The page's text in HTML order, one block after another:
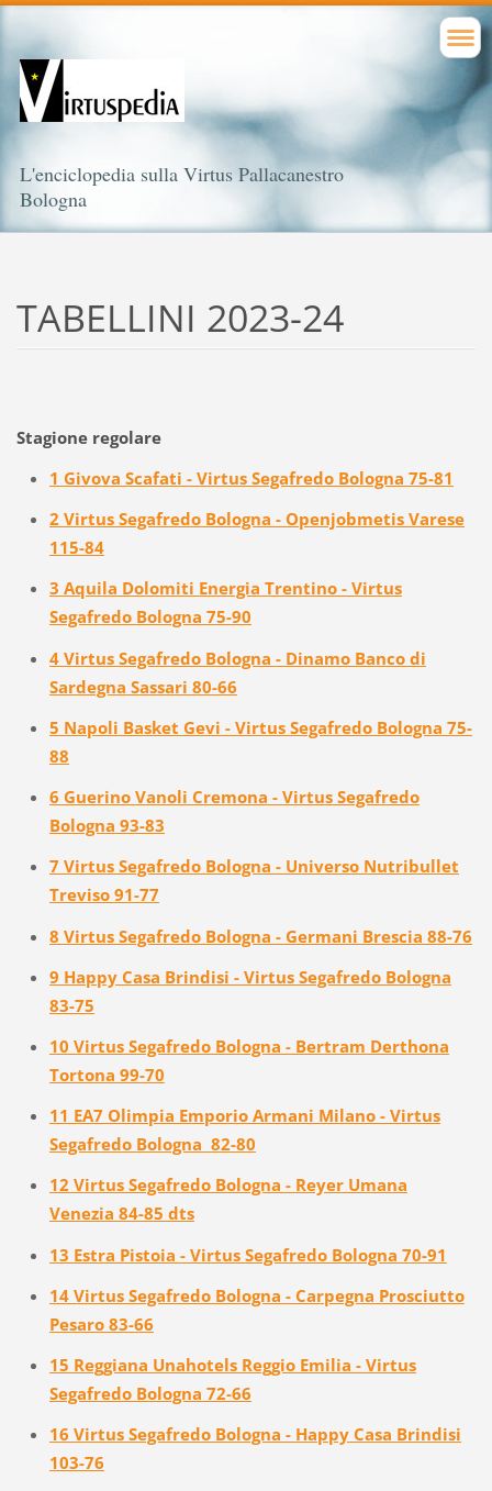
L'enciclopedia sulla Virtus Pallacanestro
Bologna
TABELLINI 2023-24
Stagione regolare
1 Givova Scafati - Virtus Segafredo Bologna 75-81
2 Virtus Segafredo Bologna - Openjobmetis Varese
115-84
3 Aquila Dolomiti Energia Trentino - Virtus
Segafredo Bologna 75-90
4 Virtus Segafredo Bologna - Dinamo Banco di
Sardegna Sassari 80-66
5 Napoli Basket Gevi - Virtus Segafredo Bologna 75-
88
6 Guerino Vanoli Cremona - Virtus Segafredo
Bologna 93-83
7 Virtus Segafredo Bologna - Universo Nutribullet
Treviso 91-77
8 Virtus Segafredo Bologna - Germani Brescia 88-76
9 Happy Casa Brindisi - Virtus Segafredo Bologna
83-75
10 Virtus Segafredo Bologna - Bertram Derthona
Tortona 99-70
11 EA7 Olimpia Emporio Armani Milano - Virtus
Segafredo Bologna 82-80
12 Virtus Segafredo Bologna - Reyer Umana
Venezia 84-85 dts
13 Estra Pistoia - Virtus Segafredo Bologna 70-91
14 Virtus Segafredo Bologna - Carpegna Prosciutto
Pesaro 83-66
15 Reggiana Unahotels Reggio Emilia - Virtus
Segafredo Bologna 72-66
16 Virtus Segafredo Bologna - Happy Casa Brindisi
103-76